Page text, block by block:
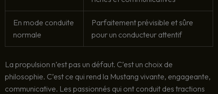
En mode conduite
normale
Parfaitement prévisible et sûre
pour un conducteur attentif
La propulsion n’est pas un défaut. C’est un choix de
philosophie. C’est ce qui rend la Mustang vivante, engageante,
communicative. Les passionnés qui ont conduit des tractions